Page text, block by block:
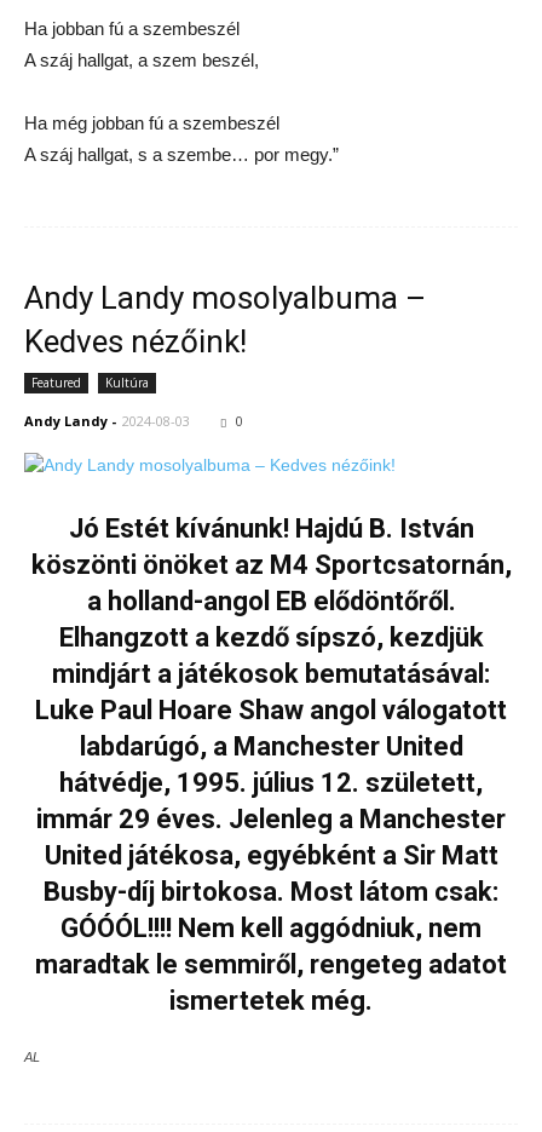
Ha jobban fú a szembeszél
A száj hallgat, a szem beszél,
Ha még jobban fú a szembeszél
A száj hallgat, s a szembe… por megy.”
Andy Landy mosolyalbuma –
Kedves nézőink!
Featured Kultúra
Andy Landy - 2024-08-03 0
Jó Estét kívánunk! Hajdú B. István
köszönti önöket az M4 Sportcsatornán,
a holland-angol EB elődöntőről.
Elhangzott a kezdő sípszó, kezdjük
mindjárt a játékosok bemutatásával:
Luke Paul Hoare Shaw angol válogatott
labdarúgó, a Manchester United
hátvédje, 1995. július 12. született,
immár 29 éves. Jelenleg a Manchester
United játékosa, egyébként a Sir Matt
Busby-díj birtokosa. Most látom csak:
GÓÓÓL!!!! Nem kell aggódniuk, nem
maradtak le semmiről, rengeteg adatot
ismertetek még.
AL